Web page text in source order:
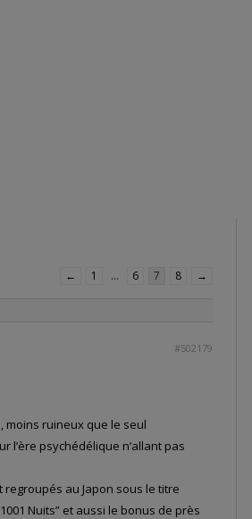
← 1 … 6 7 8 →
#502179
moins ruineux que le seul
l’ère psychédélique n’allant pas
au Japon sous le titre
Nuits” et aussi le bonus de près